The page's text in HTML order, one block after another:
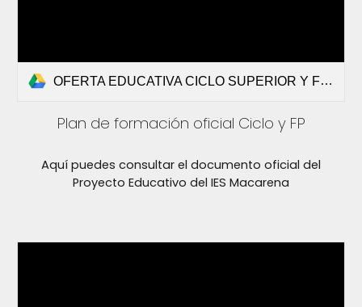
OFERTA EDUCATIVA CICLO SUPERIOR Y FPB.pdf
Plan de formación oficial Ciclo y FP
Aquí puedes consultar el documento oficial del
Proyecto Educativo del IES Macarena